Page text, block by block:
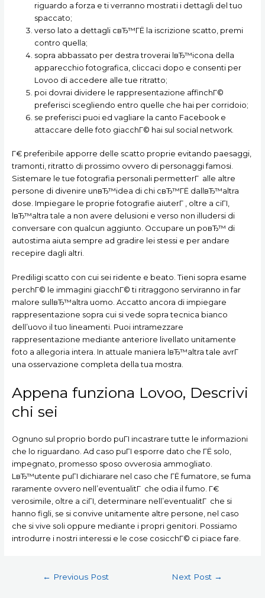
riguardo a forza e ti verranno mostrati i dettagli del tuo
spaccato;
verso lato a dettagli cвЂ™ГЁ la iscrizione scatto, premi
contro quella;
sopra abbassato per destra troverai lвЂ™icona della
apparecchio fotografica, cliccaci dopo e consenti per
Lovoo di accedere alle tue ritratto;
poi dovrai dividere le rappresentazione affinchГ©
preferisci scegliendo entro quelle che hai per corridoio;
se preferisci puoi ed vagliare la canto Facebook e
attaccare delle foto giacchГ© hai sul social network.
Г€ preferibile apporre delle scatto proprie evitando paesaggi,
tramonti, ritratto di prossimo ovvero di personaggi famosi.
Sistemare le tue fotografia personali permetterГ alle altre
persone di divenire unвЂ™idea di chi cвЂ™ГЁ dallвЂ™altra
dose. Impiegare le proprie fotografie aiuterГ , oltre a ciГІ,
lвЂ™altra tale a non avere delusioni e verso non illudersi di
conversare con qualcun aggiunto. Occupare un poвЂ™ di
autostima aiuta sempre ad gradire lei stessi e per andare
recepire dagli altri.
Prediligi scatto con cui sei ridente e beato. Tieni sopra esame
perchГ© le immagini giacchГ© ti ritraggono serviranno in far
malore sullвЂ™altra uomo. Accatto ancora di impiegare
rappresentazione sopra cui si vede sopra tecnica bianco
dell’uovo il tuo lineamenti. Puoi intramezzare
rappresentazione mediante anteriore livellato unitamente
foto a allegoria intera. In attuale maniera lвЂ™altra tale avrГ
una osservazione completa della tua mostra.
Appena funziona Lovoo, Descrivi
chi sei
Ognuno sul proprio bordo puГІ incastrare tutte le informazioni
che lo riguardano. Ad caso puГІ esporre dato che ГЁ solo,
impegnato, promesso sposo ovverosia ammogliato.
LвЂ™utente puГІ dichiarare nel caso che ГЁ fumatore, se fuma
raramente ovvero nell’eventualitГ che odia il fumo. Г€
verosimile, oltre a ciГІ, determinare nell’eventualitГ che si
hanno figli, se si convive unitamente altre persone, nel caso
che si vive soli oppure mediante i propri genitori. Possiamo
introdurre i nostri interessi e le cose cosicchГ© ci piace fare.
← Previous Post Next Post →